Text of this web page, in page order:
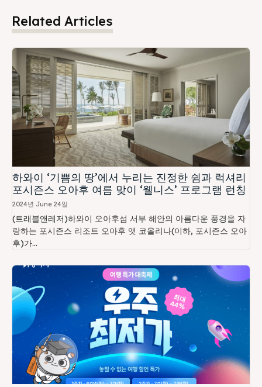
Related Articles
하와이 ‘기쁨의 땅’에서 누리는 진정한 쉼과 럭셔리
포시즌스 오아후 여름 맞이 ‘웰니스’ 프로그램 런칭
2024년 June 24일
(트래블앤레저)하와이 오아후섬 서부 해안의 아름다운 풍경을 자
랑하는 포시즌스 리조트 오아후 앳 코올리나(이하, 포시즌스 오아
후)가...